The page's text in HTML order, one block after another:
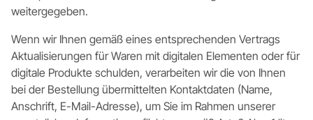
weitergegeben.
Wenn wir Ihnen gemäß eines entsprechenden Vertrags
Aktualisierungen für Waren mit digitalen Elementen oder für
digitale Produkte schulden, verarbeiten wir die von Ihnen
bei der Bestellung übermittelten Kontaktdaten (Name,
Anschrift, E-Mail-Adresse), um Sie im Rahmen unserer